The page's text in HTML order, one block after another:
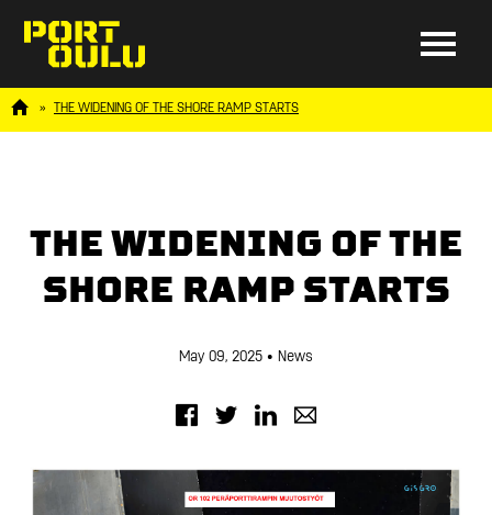
THE WIDENING OF THE SHORE RAMP STARTS
THE WIDENING OF THE
SHORE RAMP STARTS
May 09, 2025 • News